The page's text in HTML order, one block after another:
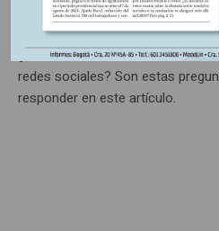
¿Qué implica hablar exactamente
fenómeno nuevo? ¿Es algo
¿Qué relación tiene el fenómeno
redes sociales? Son estas
responder en este artículo.